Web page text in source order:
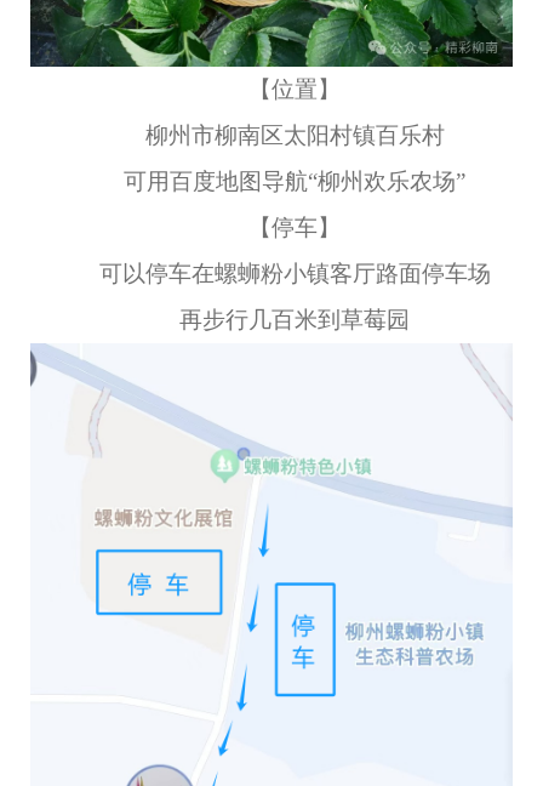
【位置】
柳州市柳南区太阳村镇百乐村
可用百度地图导航“柳州欢乐农场”
【停车】
可以停车在螺蛳粉小镇客厅路面停车场
再步行几百米到草莓园